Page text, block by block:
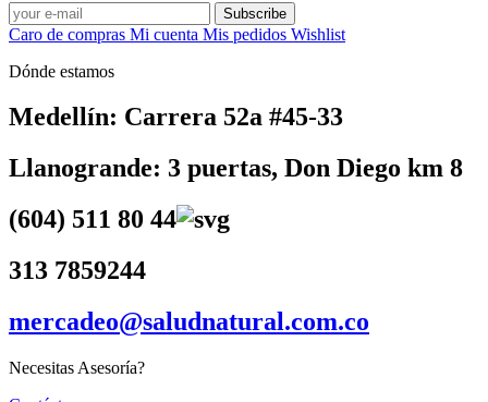
Subscribe
Caro de compras Mi cuenta Mis pedidos Wishlist
Dónde estamos
Medellín: Carrera 52a #45-33
Llanogrande: 3 puertas, Don Diego km 8
(604) 511 80 44
313 7859244
mercadeo@saludnatural.com.co
Necesitas Asesoría?